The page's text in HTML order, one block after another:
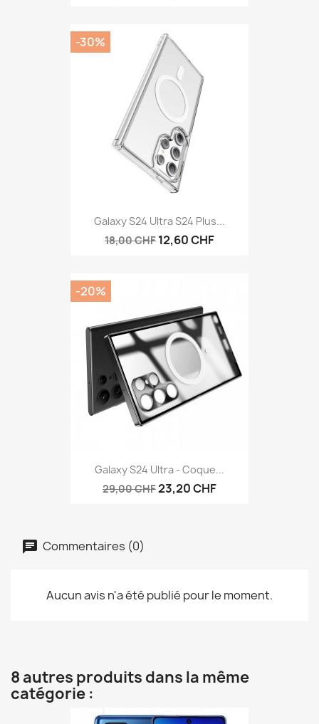
Galaxy S24 Ultra S24 Plus...
18,00 CHF 12,60 CHF
-30%
Galaxy S24 Ultra - Coque...
29,00 CHF23,20 CHF
-20%
Commentaires (0)
Aucun avis n'a été publié pour le moment.
8 autres produits dans la même
catégorie :